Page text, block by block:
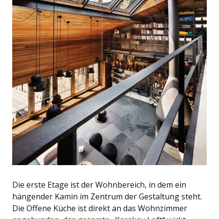
Die erste Etage ist der Wohnbereich, in dem ein
hängender Kamin im Zentrum der Gestaltung steht.
Die Offene Küche ist direkt an das Wohnzimmer